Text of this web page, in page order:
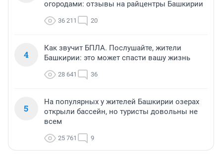
огородами: отзывы на райцентры Башкирии
36 211 20
4
Как звучит БПЛА. Послушайте, жители
Башкирии: это может спасти вашу жизнь
28 641 36
5
На популярных у жителей Башкирии озерах
открыли бассейн, но туристы довольны не
всем
25 761 9